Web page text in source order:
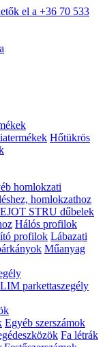
el a +36 70 533
Hőtükrös
homlokzati
homlokzathoz
EJOT STRU dűbelek
Hálós profilok
profilok Lábazati
Műanyag
parkettaszegély
Egyéb szerszámok
Fa létrák